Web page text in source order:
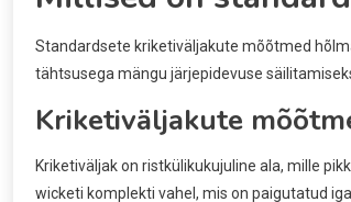
Standardsete kriketiväljakute mõõtmed
tähtsusega mängu järjepidevuse
Kriketiväljakute
Kriketiväljak on ristkülikukujuline ala, mille
wicketi komplekti vahel, mis on paigutatud